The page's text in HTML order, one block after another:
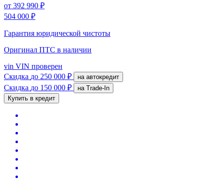
от 392 990 ₽
504 000 ₽
Гарантия юридической чистоты
Оригинал ПТС в наличии
vin VIN проверен
Скидка до 250 000 ₽ на автокредит
Скидка до 150 000 ₽
на Trade-In
Купить в кредит